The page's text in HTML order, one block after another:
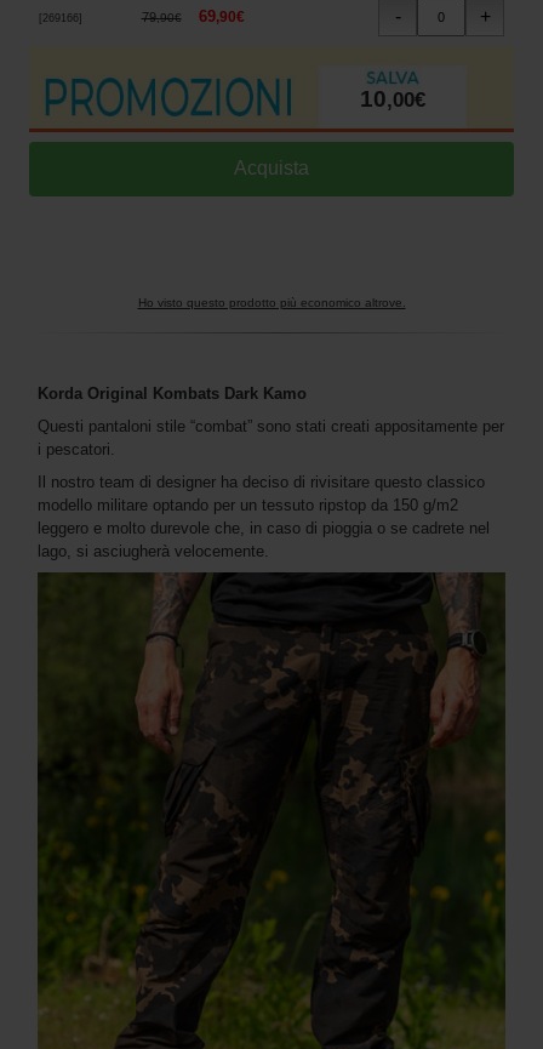
269166] 79,90€ 69,90€
10,00€
Ho visto questo prodotto più economico altrove.
Korda Original Kombats Dark Kamo
Questi pantaloni stile “combat” sono stati creati appositamente per
i pescatori.
Il nostro team di designer ha deciso di rivisitare questo classico
modello militare optando per un tessuto ripstop da 150 g/m2
leggero e molto durevole che, in caso di pioggia o se cadrete nel
lago, si asciugherà velocemente.